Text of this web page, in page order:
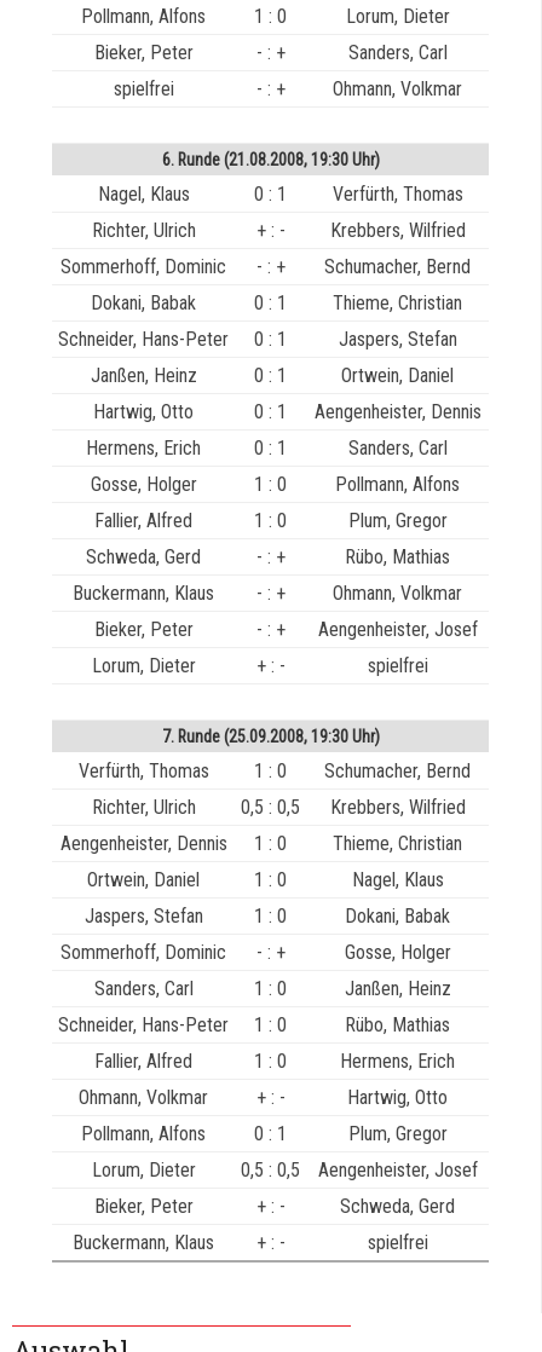
Pollmann, Alfons
1 : 0
Lorum, Dieter
Bieker, Peter
- : +
Sanders, Carl
spielfrei
- : + Ohmann, Volkmar
6. Runde (21.08.2008, 19:30 Uhr)
Nagel, Klaus 0 : 1
Verfürth, Thomas
Richter, Ulrich
+ : -
Krebbers, Wilfried
Sommerhoff, Dominic
- : +
Schumacher, Bernd
Dokani, Babak
0 : 1
Thieme, Christian
Schneider, Hans-Peter
0 : 1
Jaspers, Stefan
Janßen, Heinz
0 : 1
Ortwein, Daniel
Hartwig, Otto
0 : 1
Aengenheister, Dennis
Hermens, Erich
0 : 1
Sanders, Carl
Gosse, Holger
1 : 0
Pollmann, Alfons
Fallier, Alfred
1 : 0
Plum, Gregor
Schweda, Gerd
- : +
Rübo, Mathias
Buckermann, Klaus
- : +
Ohmann, Volkmar
Bieker, Peter
- : +
Aengenheister, Josef
Lorum, Dieter
+ : - spielfrei
7. Runde (25.09.2008, 19:30 Uhr)
Verfürth, Thomas 1 : 0
Schumacher, Bernd
Richter, Ulrich
0,5 : 0,5
Krebbers, Wilfried
Aengenheister, Dennis
1 : 0
Thieme, Christian
Ortwein, Daniel
1 : 0
Nagel, Klaus
Jaspers, Stefan
1 : 0
Dokani, Babak
Sommerhoff, Dominic
- : +
Gosse, Holger
Sanders, Carl
1 : 0
Janßen, Heinz
Schneider, Hans-Peter
1 : 0
Rübo, Mathias
Fallier, Alfred
1 : 0
Hermens, Erich
Ohmann, Volkmar
+ : -
Hartwig, Otto
Pollmann, Alfons
0 : 1
Plum, Gregor
Lorum, Dieter
0,5 : 0,5
Aengenheister, Josef
Bieker, Peter
+ : -
Schweda, Gerd
Buckermann, Klaus
+ : - spielfrei